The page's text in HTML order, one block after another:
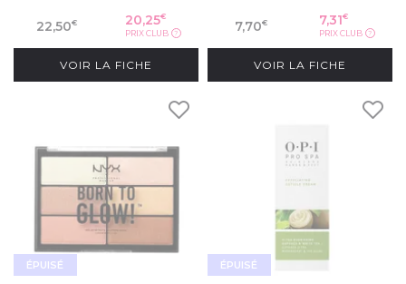
22,50€ 20,25€
PRIX CLUB ?
VOIR LA FICHE
7,70€ 7,31€
PRIX CLUB ?
VOIR LA FICHE
ÉPUISÉ ÉPUISÉ